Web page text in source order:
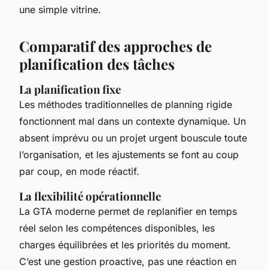
une simple vitrine.
Comparatif des approches de
planification des tâches
La planification fixe
Les méthodes traditionnelles de planning rigide
fonctionnent mal dans un contexte dynamique. Un
absent imprévu ou un projet urgent bouscule toute
l’organisation, et les ajustements se font au coup
par coup, en mode réactif.
La flexibilité opérationnelle
La GTA moderne permet de replanifier en temps
réel selon les compétences disponibles, les
charges équilibrées et les priorités du moment.
C’est une gestion proactive, pas une réaction en